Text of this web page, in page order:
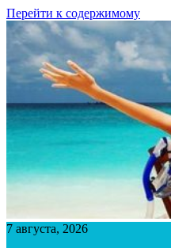
Перейти к содержимому
7 августа, 2026